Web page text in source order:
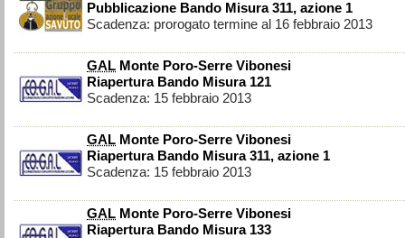
Pubblicazione Bando Misura 311, azione 1
Scadenza: prorogato termine al 16 febbraio 2013
GAL Monte Poro-Serre Vibonesi
Riapertura Bando Misura 121
Scadenza: 15 febbraio 2013
GAL Monte Poro-Serre Vibonesi
Riapertura Bando Misura 311, azione 1
Scadenza: 15 febbraio 2013
GAL Monte Poro-Serre Vibonesi
Riapertura Bando Misura 133